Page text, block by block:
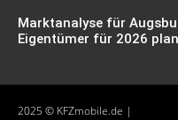
Marktanalyse für
Eigentümer für 2026
2025 © KFZmobile.de |